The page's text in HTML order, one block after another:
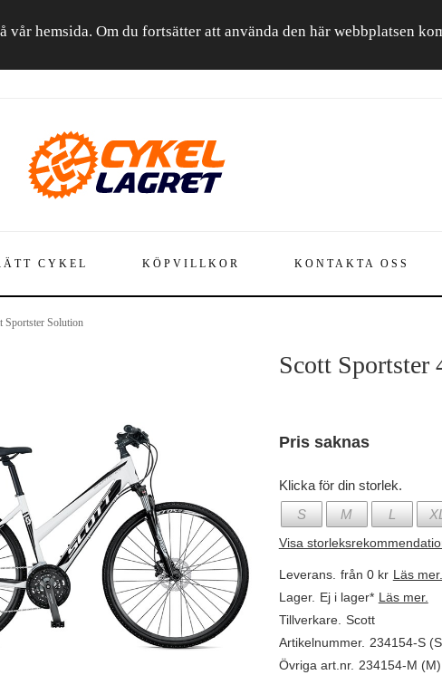
hemsida. Om du fortsätter att använda den här webbplatsen
CYKEL KÖPVILLKOR KONTAKTA OSS
Sportster Solution
Scott Sportster
Pris saknas
Klicka för din storlek.
S
M L
Visa
Leverans. från 0 kr Läs mer.
Lager. Ej i lager* Läs mer.
Tillverkare. Scott
Artikelnummer. 234154-S
Övriga art.nr. 234154-M (M)